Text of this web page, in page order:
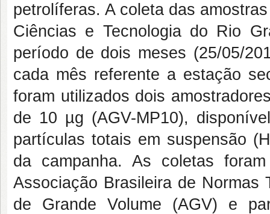
petrolíferas. A coleta das
Ciências e Tecnologia do Rio
período de dois meses (25/05/
cada mês referente a estação
foram utilizados dois
de 10 µg (AGV-MP10),
partículas totais em suspensão
da campanha. As coletas
Associação Brasileira de Normas
de Grande Volume (AGV) e